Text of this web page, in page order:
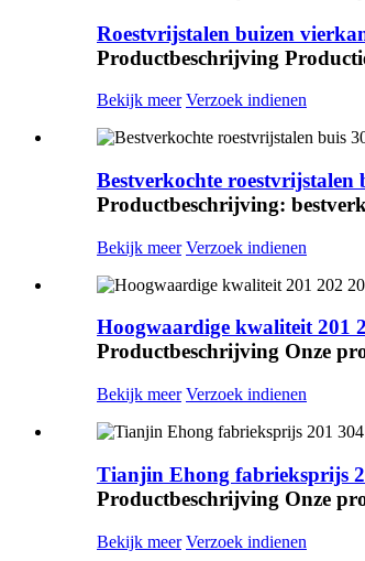
Roestvrijstalen buizen
Productbeschrijving
Bekijk meer Verzoek indienen
Bestverkochte roestvrijstalen
Productbeschrijving:
Bekijk meer Verzoek indienen
Hoogwaardige kwaliteit 201
Productbeschrijving Onze
Bekijk meer Verzoek indienen
Tianjin Ehong fabrieksprijs
Productbeschrijving Onze
Bekijk meer Verzoek indienen